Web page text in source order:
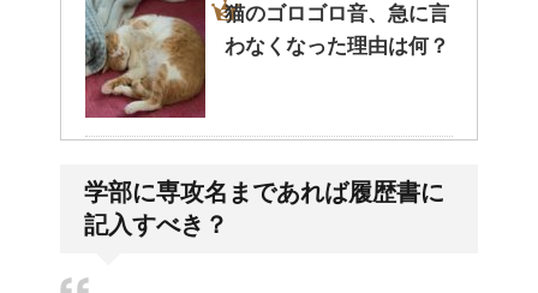
猫のゴロゴロ音、急に言
わなくなった理由は何？
『優』の位置づけは？
学部に専攻名まであれば履歴書に
記入すべき？